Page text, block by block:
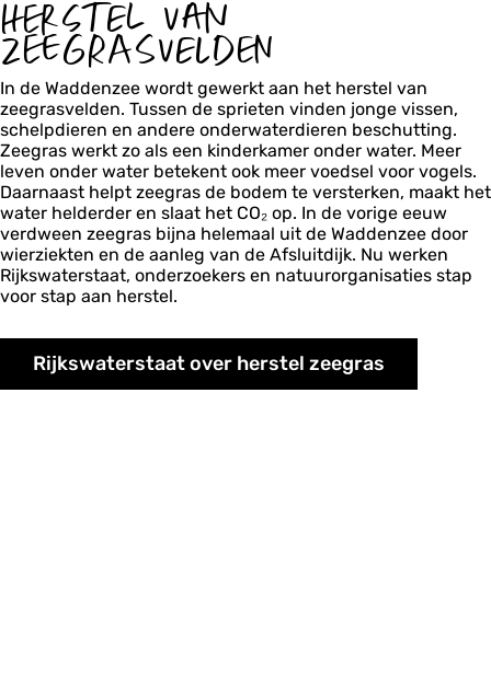
HERSTEL VAN
ZEEGRASVELDEN
In de Waddenzee wordt gewerkt aan het herstel van
zeegrasvelden. Tussen de sprieten vinden jonge vissen,
schelpdieren en andere onderwaterdieren beschutting.
Zeegras werkt zo als een kinderkamer onder water. Meer
leven onder water betekent ook meer voedsel voor vogels.
Daarnaast helpt zeegras de bodem te versterken, maakt het
water helderder en slaat het CO₂ op. In de vorige eeuw
verdween zeegras bijna helemaal uit de Waddenzee door
wierziekten en de aanleg van de Afsluitdijk. Nu werken
Rijkswaterstaat, onderzoekers en natuurorganisaties stap
voor stap aan herstel.
Rijkswaterstaat over herstel zeegras